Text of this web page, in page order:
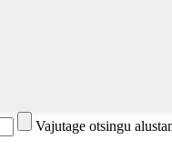
Vajutage otsingu